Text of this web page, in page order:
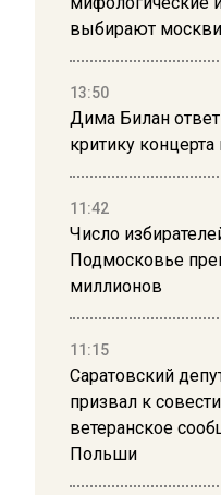
выбирают
13:50
Дима Билан
критику
11:42
Число
Подмосковье
миллионов
11:15
Саратовский
призвал к совести
ветеранское
Польши